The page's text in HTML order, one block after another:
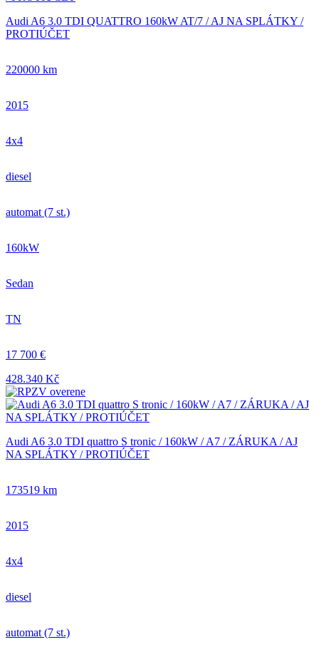
Audi A6 3.0 TDI QUATTRO 160kW AT/7 / AJ NA SPLÁTKY /
PROTIÚČET
220000 km
2015
4x4
diesel
automat (7 st.)
160kW
Sedan
TN
17 700 €
428.340 Kč
Audi A6 3.0 TDI quattro S tronic / 160kW / A7 / ZÁRUKA / AJ
NA SPLÁTKY / PROTIÚČET
173519 km
2015
4x4
diesel
automat (7 st.)